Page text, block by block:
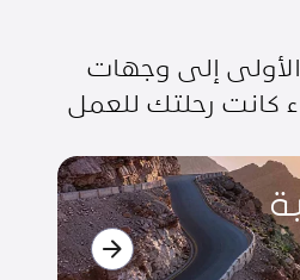
إلى وجهات
كانت رحلتك للعمل